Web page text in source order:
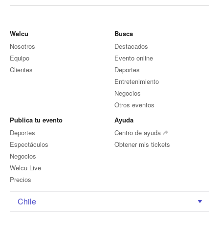
Welcu
Nosotros
Equipo
Clientes
Busca
Destacados
Evento online
Deportes
Entretenimiento
Negocios
Otros eventos
Publica tu evento
Deportes
Espectáculos
Negocios
Welcu Live
Precios
Ayuda
Centro de ayuda
Obtener mis tickets
Chile